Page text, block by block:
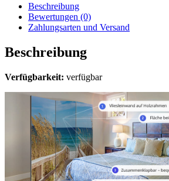
Beschreibung
Bewertungen (0)
Zahlungsarten und Versand
Beschreibung
Verfügbarkeit: verfügbar